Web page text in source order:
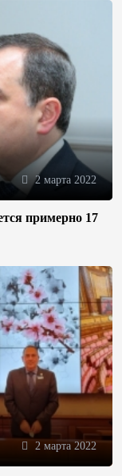
2 марта 2022
примерно 17
2 марта 2022